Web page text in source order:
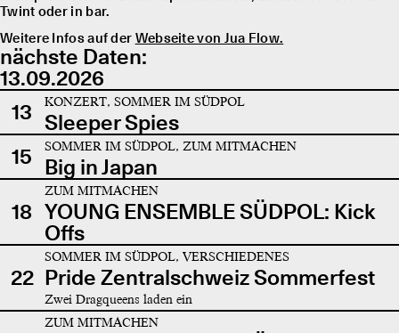
Twint oder in bar.
Weitere Infos auf der Webseite von Jua Flow.
nächste Daten:
13.09.2026
13
KONZERT, SOMMER IM SÜDPOL
Sleeper Spies
15
SOMMER IM SÜDPOL, ZUM MITMACHEN
Big in Japan
18
ZUM MITMACHEN
YOUNG ENSEMBLE SÜDPOL: Kick
Offs
22
SOMMER IM SÜDPOL, VERSCHIEDENES
Pride Zentralschweiz Sommerfest
Zwei Dragqueens laden ein
ZUM MITMACHEN